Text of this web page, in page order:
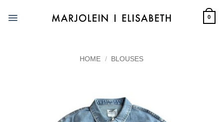
0
HOME / BLOUSES